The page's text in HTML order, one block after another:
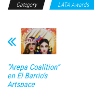
Category LATA Awards
“Arepa Coalition”
en El Barrio’s
Artspace